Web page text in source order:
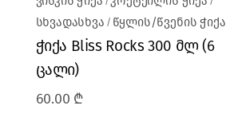
სხვადასხვა
წყლის/წვენის ჭიქა
ჭიქა Bliss Rocks 300 მლ (6
ცალი)
60.00 ₾